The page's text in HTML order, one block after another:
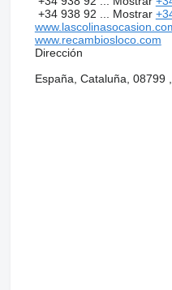
+34 938 92 ... Mostrar
www.recambiosloco.com
Dirección
España, Cataluña, 08799